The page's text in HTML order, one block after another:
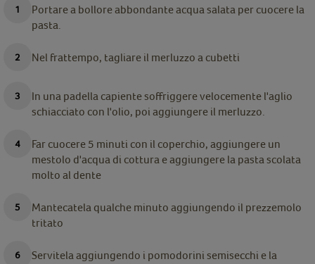
Portare a bollore abbondante acqua salata per cuocere la
pasta.
Nel frattempo, tagliare il merluzzo a cubetti
In una padella capiente soffriggere velocemente l'aglio
schiacciato con l'olio, poi aggiungere il merluzzo.
Far cuocere 5 minuti con il coperchio, aggiungere un
mestolo d'acqua di cottura e aggiungere la pasta scolata
molto al dente
Mantecatela qualche minuto aggiungendo il prezzemolo
tritato
Servitela aggiungendo i pomodorini semisecchi e la